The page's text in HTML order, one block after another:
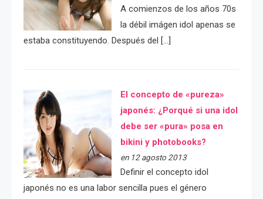
A comienzos de los años 70s
la débil imágen idol apenas se
estaba constituyendo. Después del […]
El concepto de «pureza»
japonés: ¿Porqué si una idol
debe ser «pura» posa en
bikini y photobooks?
en 12 agosto 2013
Definir el concepto idol
japonés no es una labor sencilla pues el género